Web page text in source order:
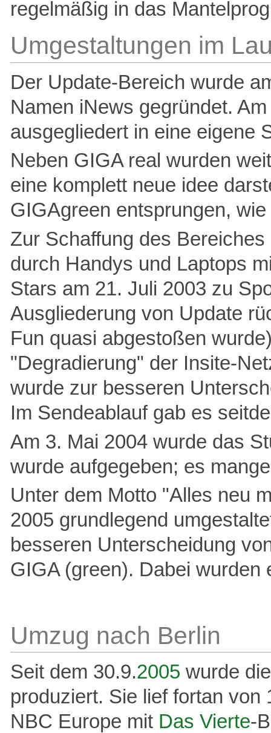
regelmäßig in das
Umgestaltungen im
Der Update-Bereich wurde
Namen iNews gegründet.
ausgegliedert in eine eigene
Neben GIGA real wurden
eine komplett neue idee
GIGAgreen entsprungen,
Zur Schaffung des
durch Handys und Laptops
Stars am 21. Juli 2003 zu
Ausgliederung von Update
Fun quasi abgestoßen
"Degradierung" der Insite-
wurde zur besseren
Im Sendeablauf gab es
Am 3. Mai 2004 wurde das
wurde aufgegeben; es
Unter dem Motto "Alles neu
2005 grundlegend
besseren Unterscheidung
GIGA (green). Dabei
Umzug nach Berlin
Seit dem 30.9.2005 wurde
produziert. Sie lief fortan
NBC Europe mit Das Vierte-